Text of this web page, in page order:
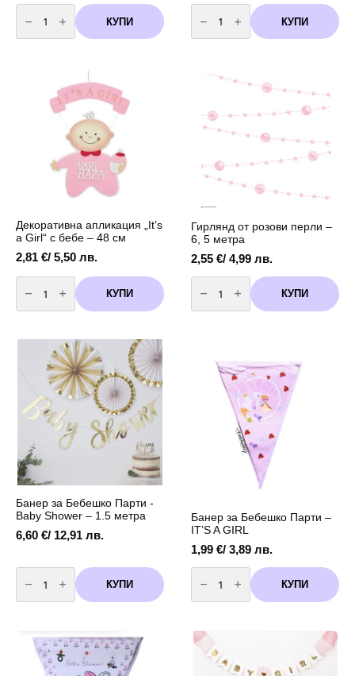
количество
за
Кристални
биберони
декориране
КУПИ
количество
за
Декорация
Boy
КУПИ
Декоративна апликация „It’s
a Girl“ с бебе – 48 см
2,81 €/ 5,50 лв.
количество
за
Декоративна
апликация
Girl“
КУПИ
Гирлянд от розови перли –
6, 5 метра
2,55 €/ 4,99 лв.
количество
за
Гирлянд
от
метра
КУПИ
Банер за Бебешко Парти -
Baby Shower – 1.5 метра
6,60 €/ 12,91 лв.
количество
за
Банер
за
Baby
Shower
КУПИ
Банер за Бебешко Парти –
IT’S A GIRL
1,99 €/ 3,89 лв.
количество
за
Банер
за
IT'S
КУПИ